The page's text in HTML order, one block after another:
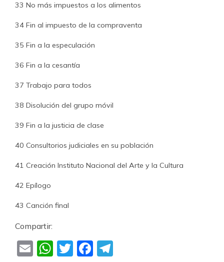
33 No más impuestos a los alimentos
34 Fin al impuesto de la compraventa
35 Fin a la especulación
36 Fin a la cesantía
37 Trabajo para todos
38 Disolución del grupo móvil
39 Fin a la justicia de clase
40 Consultorios judiciales en su población
41 Creación Instituto Nacional del Arte y la Cultura
42 Epílogo
43 Canción final
Compartir:
EmailWhatsApp
TwitterFacebook